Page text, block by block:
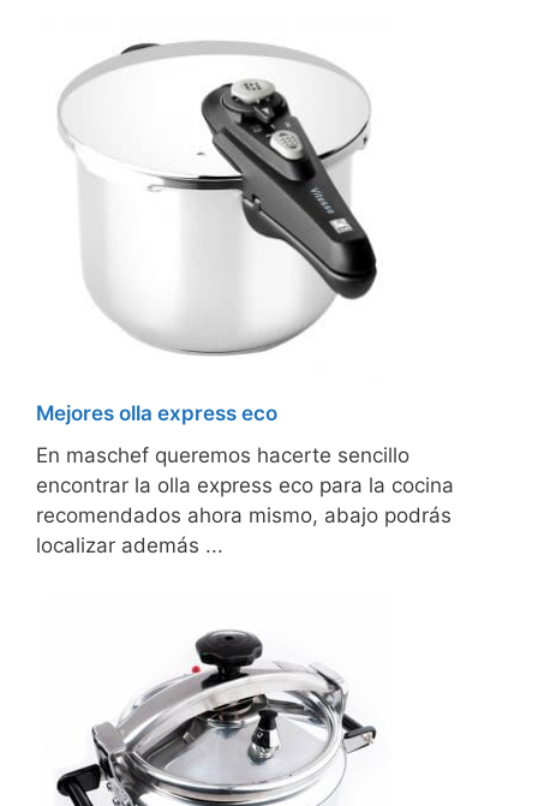
Mejores olla express eco
En maschef queremos hacerte sencillo
encontrar la olla express eco para la cocina
recomendados ahora mismo, abajo podrás
localizar además ...